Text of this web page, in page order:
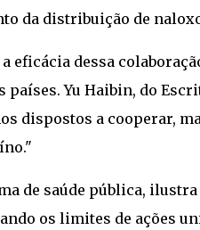
da distribuição de
eficácia dessa
países. Yu Haibin, do
dispostos a cooperar,
de saúde pública,
os limites de ações